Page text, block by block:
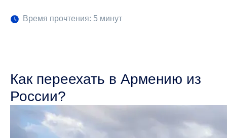
Время прочтения: 5 минут
Как переехать в Армению из
России?